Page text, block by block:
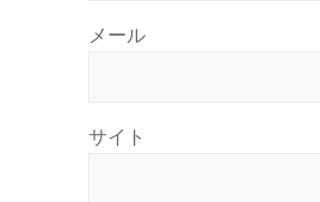
メール
サイト